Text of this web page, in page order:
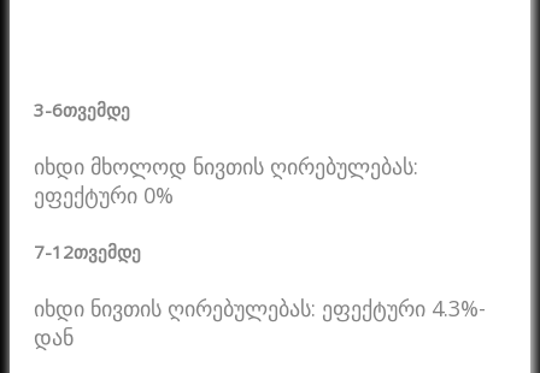
3-6თვემდე
იხდი მხოლოდ ნივთის ღირებულებას:
ეფექტური 0%
7-12თვემდე
იხდი ნივთის ღირებულებას: ეფექტური 4.3%-
დან